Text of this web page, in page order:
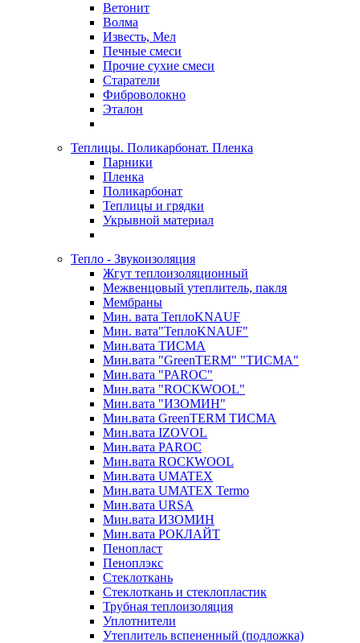
Ветонит
Волма
Известь, Мел
Печные смеси
Прочие сухие смеси
Старатели
Фиброволокно
Эталон
Теплицы. Поликарбонат. Пленка
Парники
Пленка
Поликарбонат
Теплицы и грядки
Укрывной материал
Тепло - Звукоизоляция
Жгут теплоизоляционный
Межвенцовый утеплитель, пакля
Мембраны
Мин. вата ТеплоKNAUF
Мин. вата"ТеплоKNAUF"
Мин.вата ТИСМА
Мин.вата "GreenTERM" "ТИСМА"
Мин.вата "PAROC"
Мин.вата "ROCКWOOL"
Мин.вата "ИЗОМИН"
Мин.вата GreenTERM ТИСМА
Мин.вата IZOVOL
Мин.вата PAROC
Мин.вата ROCКWOOL
Мин.вата UMATEX
Мин.вата UMATEX Termo
Мин.вата URSA
Мин.вата ИЗОМИН
Мин.вата РОКЛАЙТ
Пенопласт
Пеноплэкс
Стеклоткань
Стеклоткань и стеклопластик
Трубная теплоизоляция
Уплотнители
Утеплитель вспененный (подложка)